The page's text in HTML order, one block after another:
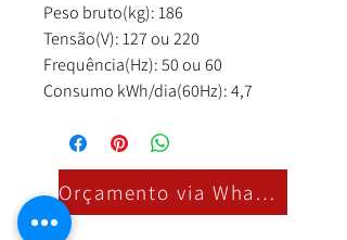
Peso bruto(kg): 186
Tensão(V): 127 ou 220
Frequência(Hz): 50 ou 60
Consumo kWh/dia(60Hz): 4,7
Orçamento via Whatsapp